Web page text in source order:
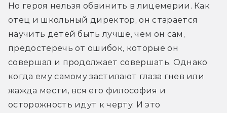
Но героя нельзя обвинить в лицемерии. Как
отец и школьный директор, он старается
научить детей быть лучше, чем он сам,
предостеречь от ошибок, которые он
совершал и продолжает совершать. Однако
когда ему самому застилают глаза гнев или
жажда мести, вся его философия и
осторожность идут к черту. И это